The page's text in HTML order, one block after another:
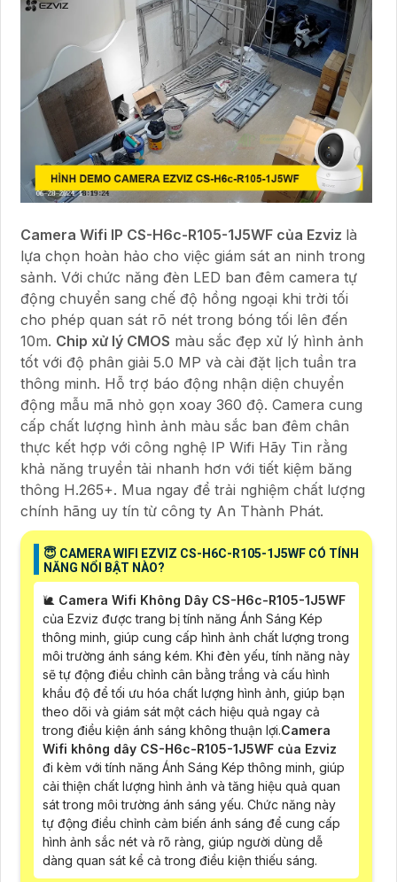
Camera Wifi IP CS-H6c-R105-1J5WF của Ezviz là
lựa chọn hoàn hảo cho việc giám sát an ninh trong
sảnh. Với chức năng đèn LED ban đêm camera tự
động chuyển sang chế độ hồng ngoại khi trời tối
cho phép quan sát rõ nét trong bóng tối lên đến
10m. Chip xử lý CMOS màu sắc đẹp xử lý hình ảnh
tốt với độ phân giải 5.0 MP và cài đặt lịch tuần tra
thông minh. Hỗ trợ báo động nhận diện chuyển
động mẫu mã nhỏ gọn xoay 360 độ. Camera cung
cấp chất lượng hình ảnh màu sắc ban đêm chân
thực kết hợp với công nghệ IP Wifi Hãy Tin rằng
khả năng truyền tải nhanh hơn với tiết kiệm băng
thông H.265+. Mua ngay để trải nghiệm chất lượng
chính hãng uy tín từ công ty An Thành Phát.
😇 CAMERA WIFI EZVIZ CS-H6C-R105-1J5WF CÓ TÍNH
NĂNG NỔI BẬT NÀO?
🐌 Camera Wifi Không Dây CS-H6c-R105-1J5WF
của Ezviz được trang bị tính năng Ánh Sáng Kép
thông minh, giúp cung cấp hình ảnh chất lượng trong
môi trường ánh sáng kém. Khi đèn yếu, tính năng này
sẽ tự động điều chỉnh cân bằng trắng và cấu hình
khẩu độ để tối ưu hóa chất lượng hình ảnh, giúp bạn
theo dõi và giám sát một cách hiệu quả ngay cả
trong điều kiện ánh sáng không thuận lợi.Camera
Wifi không dây CS-H6c-R105-1J5WF của Ezviz
đi kèm với tính năng Ánh Sáng Kép thông minh, giúp
cải thiện chất lượng hình ảnh và tăng hiệu quả quan
sát trong môi trường ánh sáng yếu. Chức năng này
tự động điều chỉnh cảm biến ánh sáng để cung cấp
hình ảnh sắc nét và rõ ràng, giúp người dùng dễ
dàng quan sát kể cả trong điều kiện thiếu sáng.